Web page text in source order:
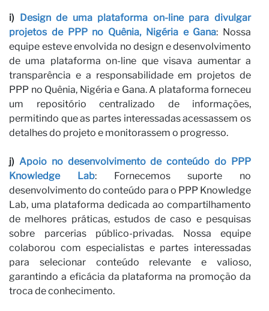
i)
Design de uma plataforma on-line para divulgar
projetos de PPP no Quênia, Nigéria e Gana: Nossa
equipe esteve envolvida no design e desenvolvimento
de uma plataforma on-line que visava aumentar a
transparência e a responsabilidade em projetos de
PPP no Quênia, Nigéria e Gana. A plataforma forneceu
um repositório centralizado de informações,
permitindo que as partes interessadas acessassem os
detalhes do projeto e monitorassem o progresso.
j) Apoio no desenvolvimento de conteúdo do PPP
Knowledge Lab: Fornecemos suporte no
desenvolvimento do conteúdo para o PPP Knowledge
Lab, uma plataforma dedicada ao compartilhamento
de melhores práticas, estudos de caso e pesquisas
sobre parcerias público-privadas. Nossa equipe
colaborou com especialistas e partes interessadas
para selecionar conteúdo relevante e valioso,
garantindo a eficácia da plataforma na promoção da
troca de conhecimento.